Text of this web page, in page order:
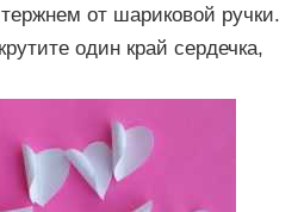
от шариковой ручки.
один край сердечка,